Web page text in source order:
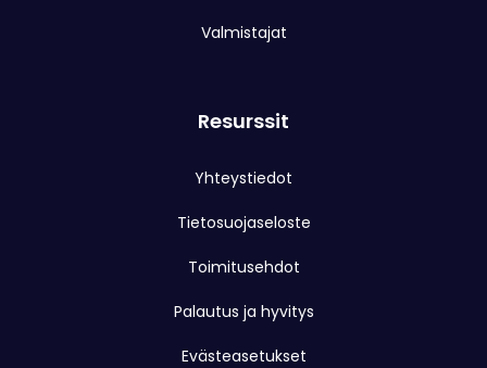
Valmistajat
Resurssit
Yhteystiedot
Tietosuojaseloste
Toimitusehdot
Palautus ja hyvitys
Evästeasetukset